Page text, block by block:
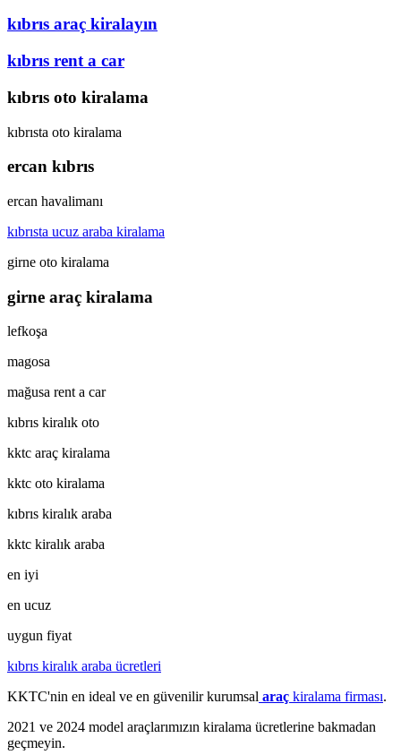
kıbrıs araç kiralayın
kıbrıs rent a car
kıbrıs oto kiralama
kıbrısta oto kiralama
ercan kıbrıs
ercan havalimanı
kıbrısta ucuz araba kiralama
girne oto kiralama
girne araç kiralama
lefkoşa
magosa
mağusa rent a car
kıbrıs kiralık oto
kktc araç kiralama
kktc oto kiralama
kıbrıs kiralık araba
kktc kiralık araba
en iyi
en ucuz
uygun fiyat
kıbrıs kiralık araba ücretleri
KKTC'nin en ideal ve en güvenilir kurumsal araç kiralama firması.
2021 ve 2024 model araçlarımızın kiralama ücretlerine bakmadan
geçmeyin.